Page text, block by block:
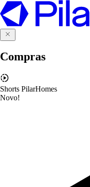
Compras
Shorts PilarHomes
Novo!